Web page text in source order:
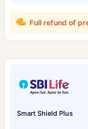
Full refund of
Smart Shield Plus